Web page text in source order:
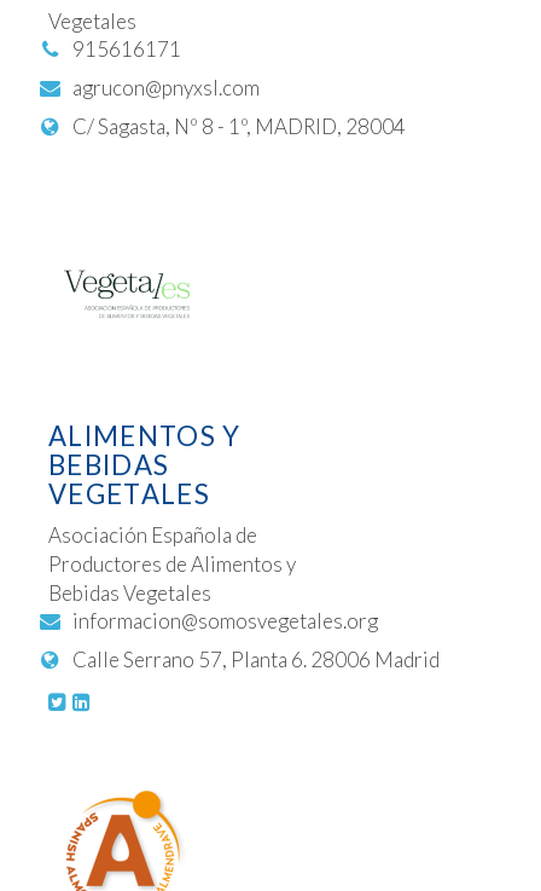
Vegetales
915616171
agrucon@pnyxsl.com
C/ Sagasta, Nº 8 - 1º, MADRID, 28004
ALIMENTOS Y
BEBIDAS
VEGETALES
Asociación Española de
Productores de Alimentos y
Bebidas Vegetales
informacion@somosvegetales.org
Calle Serrano 57, Planta 6. 28006 Madrid